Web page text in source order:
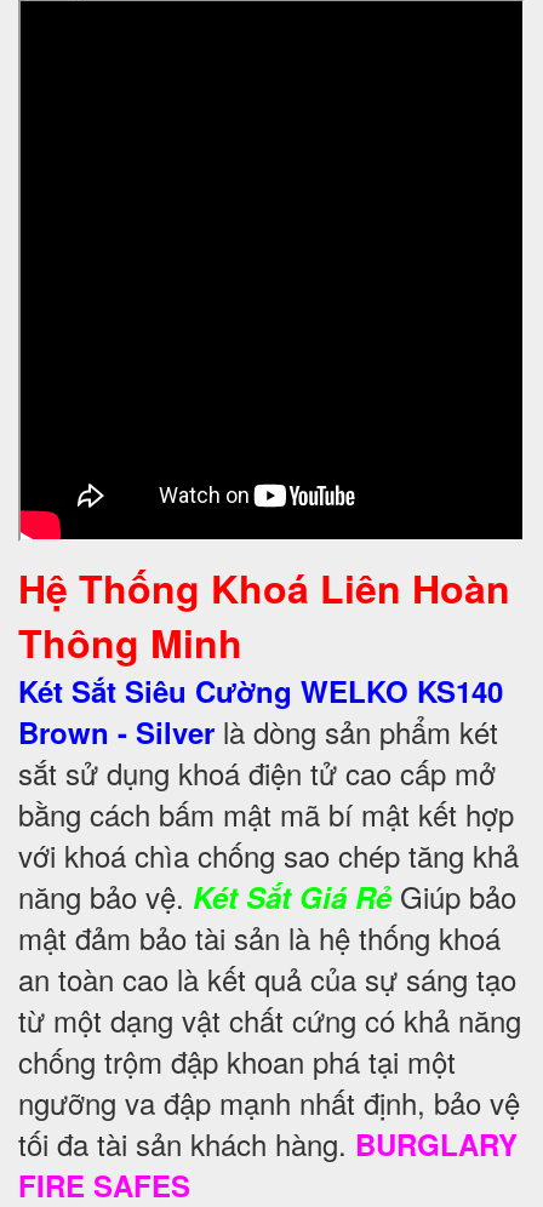
Hệ Thống Khoá Liên Hoàn
Thông Minh
Két Sắt Siêu Cường WELKO KS140
Brown - Silver là dòng sản phẩm két
sắt sử dụng khoá điện tử cao cấp mở
bằng cách bấm mật mã bí mật kết hợp
với khoá chìa chống sao chép tăng khả
năng bảo vệ. Két Sắt Giá RẻGiúp bảo
mật đảm bảo tài sản là hệ thống khoá
an toàn cao là kết quả của sự sáng tạo
từ một dạng vật chất cứng có khả năng
chống trộm đập khoan phá tại một
ngưỡng va đập mạnh nhất định, bảo vệ
tối đa tài sản khách hàng. BURGLARY
FIRE SAFES